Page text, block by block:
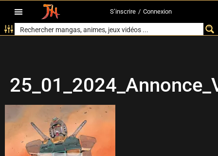
S’inscrire / Connexion